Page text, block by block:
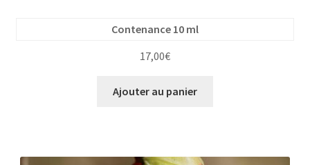
Contenance 10 ml
17,00€
Ajouter au panier